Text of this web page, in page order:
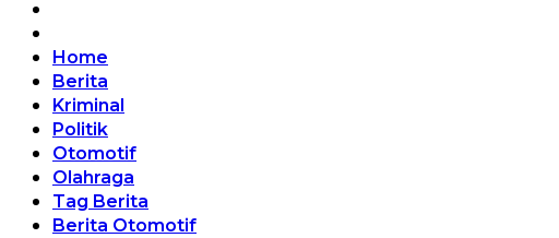
Home
Berita
Kriminal
Politik
Otomotif
Olahraga
Tag Berita
Berita Otomotif